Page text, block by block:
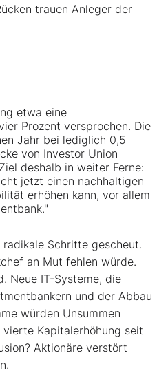
trauen Anleger der
etwa eine
Prozent versprochen. Die
Jahr bei lediglich 0,5
von Investor Union
deshalb in weiter Ferne:
jetzt einen nachhaltigen
erhöhen kann, vor allem
Schritte gescheut.
an Mut fehlen würde.
Neue IT-Systeme, die
und der Abbau
würden Unsummen
Kapitalerhöhung seit
Aktionäre verstört